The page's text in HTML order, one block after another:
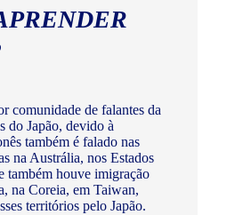
comunidade de falantes da
do Japão, devido à
também é falado nas
na Austrália, nos Estados
também houve imigração
na Coreia, em Taiwan,
territórios pelo Japão.